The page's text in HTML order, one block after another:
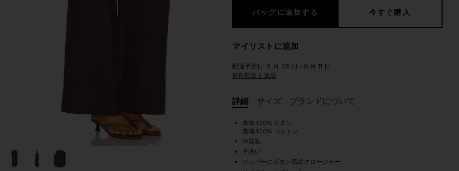
view 1 of 6 ENYA リネンパンツ in Chocolate view 2 of 6 ENYA リネンパンツ in Chocolate
マイリストに追加
配達予定日: 8 月 08 日 - 8 月 11 日
無料配送 & 返品
詳細
サイズ ブランドについて
本体:100% リネン
裏地:100% コットン
中国製
手洗い
ジッパーにボタン留めクロージャー